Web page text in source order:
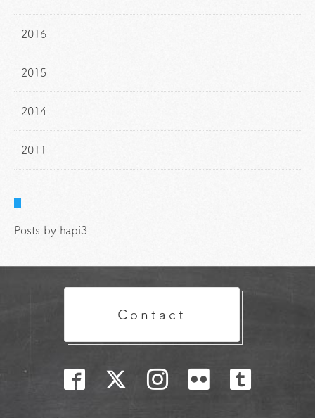
2016
2015
2014
2011
Posts by hapi3
Contact